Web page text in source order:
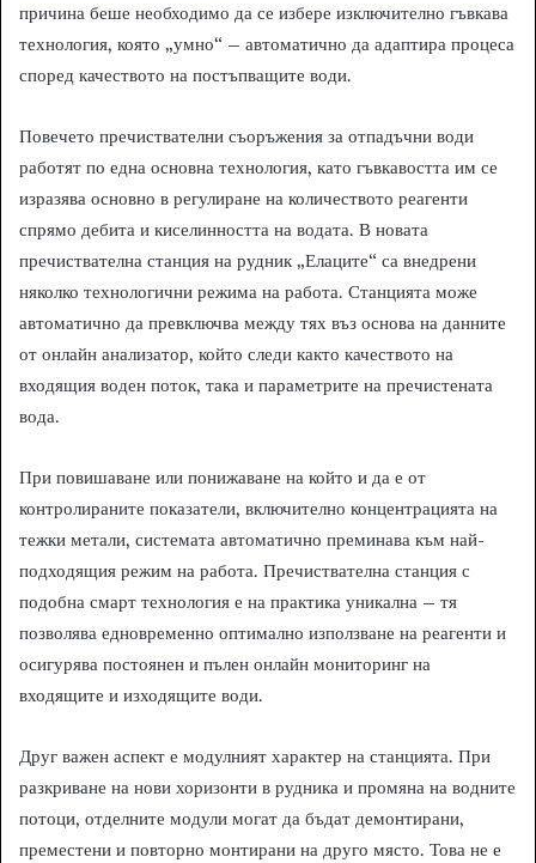
причина беше необходимо да се избере изключително гъвкава
технология, която „умно“ – автоматично да адаптира процеса
според качеството на постъпващите води.
Повечето пречиствателни съоръжения за отпадъчни води
работят по една основна технология, като гъвкавостта им се
изразява основно в регулиране на количеството реагенти
спрямо дебита и киселинността на водата. В новата
пречиствателна станция на рудник „Елаците“ са внедрени
няколко технологични режима на работа. Станцията може
автоматично да превключва между тях въз основа на данните
от онлайн анализатор, който следи както качеството на
входящия воден поток, така и параметрите на пречистената
вода.
При повишаване или понижаване на който и да е от
контролираните показатели, включително концентрацията на
тежки метали, системата автоматично преминава към най-
подходящия режим на работа. Пречиствателна станция с
подобна смарт технология е на практика уникална – тя
позволява едновременно оптимално използване на реагенти и
осигурява постоянен и пълен онлайн мониторинг на
входящите и изходящите води.
Друг важен аспект е модулният характер на станцията. При
разкриване на нови хоризонти в рудника и промяна на водните
потоци, отделните модули могат да бъдат демонтирани,
преместени и повторно монтирани на друго място. Това не е